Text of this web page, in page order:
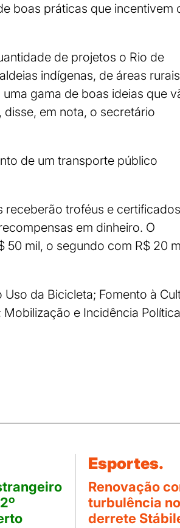
boas práticas que incentivem
de projetos o Rio de
indígenas, de áreas
gama de boas ideias que
em nota, o secretário
de um transporte público
receberão troféus e
em dinheiro. O
mil, o segundo com R$ 20
da Bicicleta; Fomento à
e Incidência
Esportes.
Renovação
turbulência
derrete